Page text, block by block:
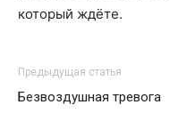
который ждёте.
Предыдущая статья
Безвоздушная тревога